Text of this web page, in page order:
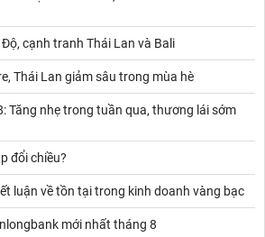
cạnh tranh Thái Lan và Bali
Thái Lan giảm sâu trong mùa hè
Tăng nhẹ trong tuần qua, thương lái sớm
đổi chiều?
luận về tồn tại trong kinh doanh vàng bạc
mới nhất tháng 8